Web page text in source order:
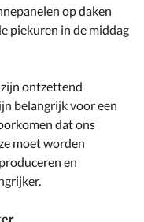
op daken
piekuren in de middag
ontzettend
belangrijk voor een
dat ons
moet worden
en